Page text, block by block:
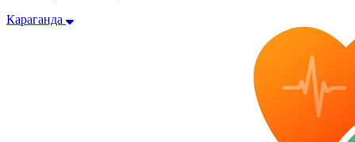
Караганда